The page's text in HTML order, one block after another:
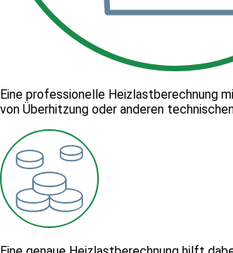
Eine professionelle Heizlastberechnung
von Überhitzung oder anderen